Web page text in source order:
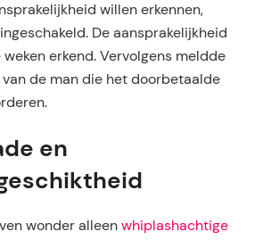
willen erkennen,
De aansprakelijkheid
erkend. Vervolgens meldde
de man die het doorbetaalde
en
wonder alleen whiplashachtige